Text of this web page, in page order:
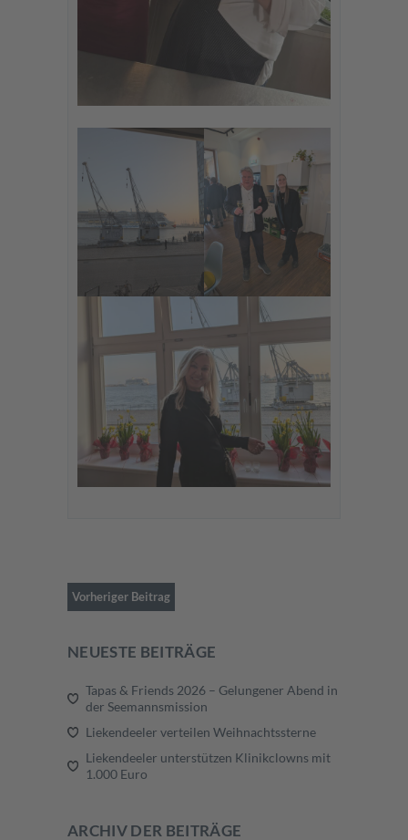
Vorheriger Beitrag
NEUESTE BEITRÄGE
Tapas & Friends 2026 – Gelungener Abend in
der Seemannsmission
Liekendeeler verteilen Weihnachtssterne
Liekendeeler unterstützen Klinikclowns mit
1.000 Euro
ARCHIV DER BEITRÄGE